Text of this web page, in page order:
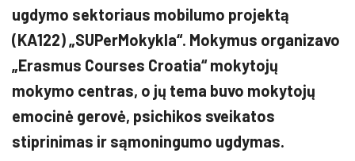
ugdymo sektoriaus mobilumo projektą
(KA122) „SUPerMokykla“. Mokymus organizavo
„Erasmus Courses Croatia“ mokytojų
mokymo centras, o jų tema buvo mokytojų
emocinė gerovė, psichikos sveikatos
stiprinimas ir sąmoningumo ugdymas.